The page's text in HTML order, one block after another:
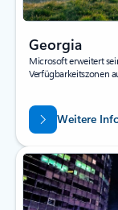
Georgia
Microsoft erweitert
Verfügbarkeitszonen
Weitere